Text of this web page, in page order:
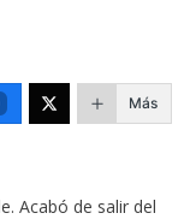
Más
Acabó de salir del